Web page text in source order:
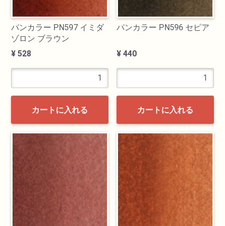
パンカラー PN597 イミダ
ゾロン ブラウン
¥ 528
カートに入れる
パンカラー PN596 セピア
¥ 440
カートに入れる
ペン・マーカー
インク
鉛筆・木炭
紙・スケッチブック
画材用具